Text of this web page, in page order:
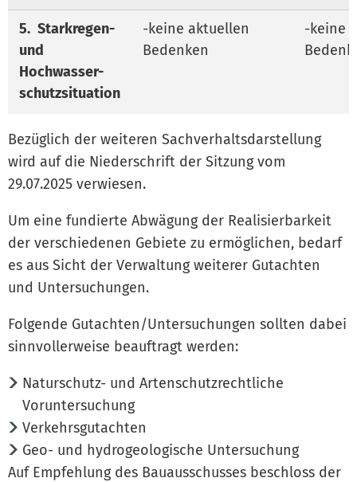
5. Starkregen-
und
Hochwasser-
schutzsituation
-keine aktuellen
Bedenken
-keine
Bezüglich der weiteren Sachverhaltsdarstellung
wird auf die Niederschrift der Sitzung vom
29.07.2025 verwiesen.
Um eine fundierte Abwägung der Realisierbarkeit
der verschiedenen Gebiete zu ermöglichen, bedarf
es aus Sicht der Verwaltung weiterer Gutachten
und Untersuchungen.
Folgende Gutachten/Untersuchungen sollten dabei
sinnvollerweise beauftragt werden:
Naturschutz- und Artenschutzrechtliche
Voruntersuchung
Verkehrsgutachten
Geo- und hydrogeologische Untersuchung
Auf Empfehlung des Bauausschusses beschloss der